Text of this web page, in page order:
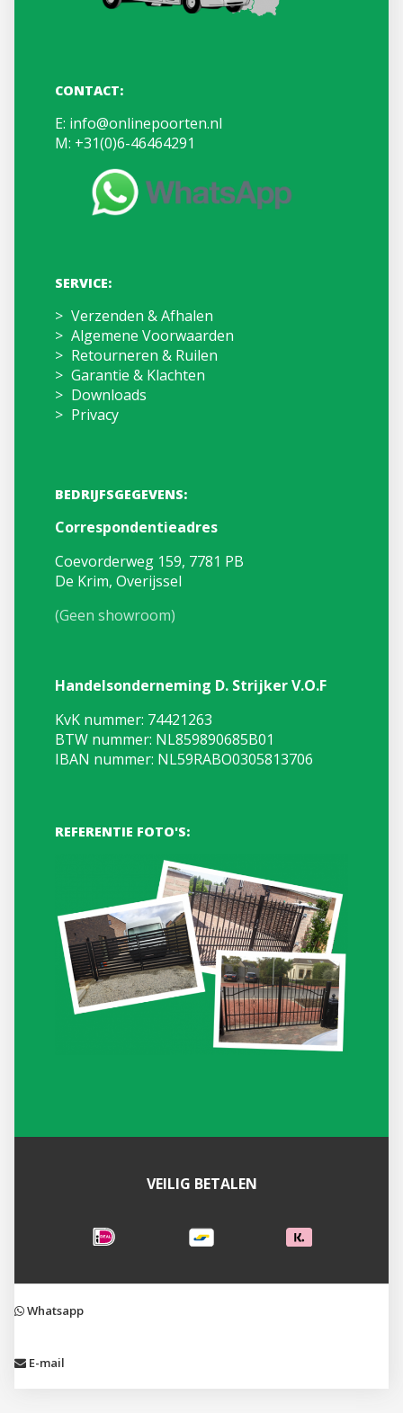
CONTACT:
E: info@onlinepoorten.nl
M: +31(0)6-46464291
SERVICE:
Verzenden & Afhalen
Algemene Voorwaarden
Retourneren & Ruilen
Garantie & Klachten
Downloads
Privacy
BEDRIJFSGEGEVENS:
Correspondentieadres
Coevorderweg 159, 7781 PB
De Krim, Overijssel
(Geen showroom)
Handelsonderneming D. Strijker V.O.F
KvK nummer: 74421263
BTW nummer: NL859890685B01
IBAN nummer: NL59RABO0305813706
REFERENTIE FOTO'S:
VEILIG BETALEN
Whatsapp
E-mail